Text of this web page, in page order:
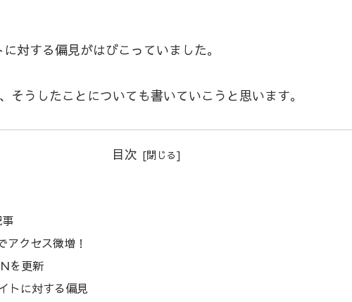
対する偏見がはびこっていました。
そうしたことについても書いていこうと思います。
目次
アクセス微増！
を更新
トに対する偏見